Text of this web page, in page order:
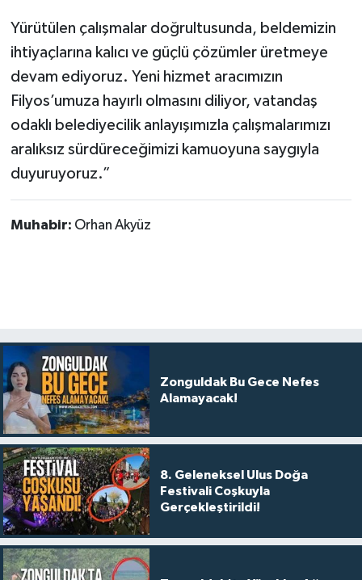
Yürütülen çalışmalar doğrultusunda, beldemizin
ihtiyaçlarına kalıcı ve güçlü çözümler üretmeye
devam ediyoruz. Yeni hizmet aracımızın
Filyos’umuza hayırlı olmasını diliyor, vatandaş
odaklı belediyecilik anlayışımızla çalışmalarımızı
aralıksız sürdüreceğimizi kamuoyuna saygıyla
duyuruyoruz.”
Muhabir: Orhan Akyüz
Zonguldak Bu Gece Nefes
Alamayacak!
8. Geleneksel Ulus Doğa
Festivali Coşkuyla
Gerçekleştirildi!